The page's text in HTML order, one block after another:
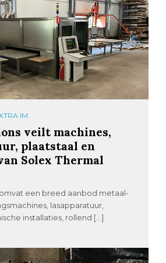
IM
veilt machines,
plaatstaal en
Solex Thermal
een breed aanbod metaal-
lasapparatuur,
installaties, rollend […]